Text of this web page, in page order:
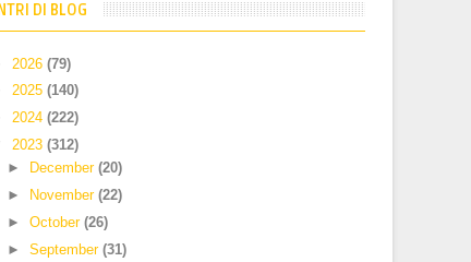
DI BLOG
2026(79)
2025(140)
2024(222)
2023(312)
►
December (20)
►
November (22)
► October (26)
► September (31)